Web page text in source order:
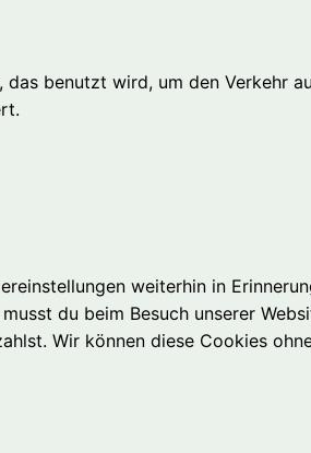
das benutzt wird, um den Verkehr
weiterhin in
du beim Besuch unserer
Wir können diese Cookies